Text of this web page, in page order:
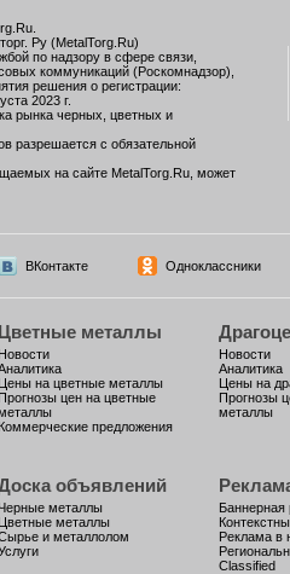
Ру (MetalTorg.Ru)
по надзору в сфере связи,
коммуникаций (Роскомнадзор),
решения о регистрации:
2023 г.
рынка черных, цветных и
разрешается с обязательной
на сайте MetalTorg.Ru, может
ВКонтакте Одноклассники
Цветные металлы
Новости
Цены на цветные металлы
Прогнозы цен на цветные
Коммерческие предложения
Новости
Аналитика
Цены на
Прогнозы
металлы
объявлений
металлы
Цветные металлы
и металлолом
Баннерная
Реклама в
Classified